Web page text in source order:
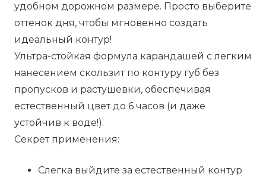
удобном дорожном размере. Просто выберите
оттенок дня, чтобы мгновенно создать
идеальный контур!
Ультра-стойкая формула карандашей с легким
нанесением скользит по контуру губ без
пропусков и растушевки, обеспечивая
естественный цвет до 6 часов (и даже
устойчив к воде!).
Секрет применения:
Слегка выйдите за естественный контур